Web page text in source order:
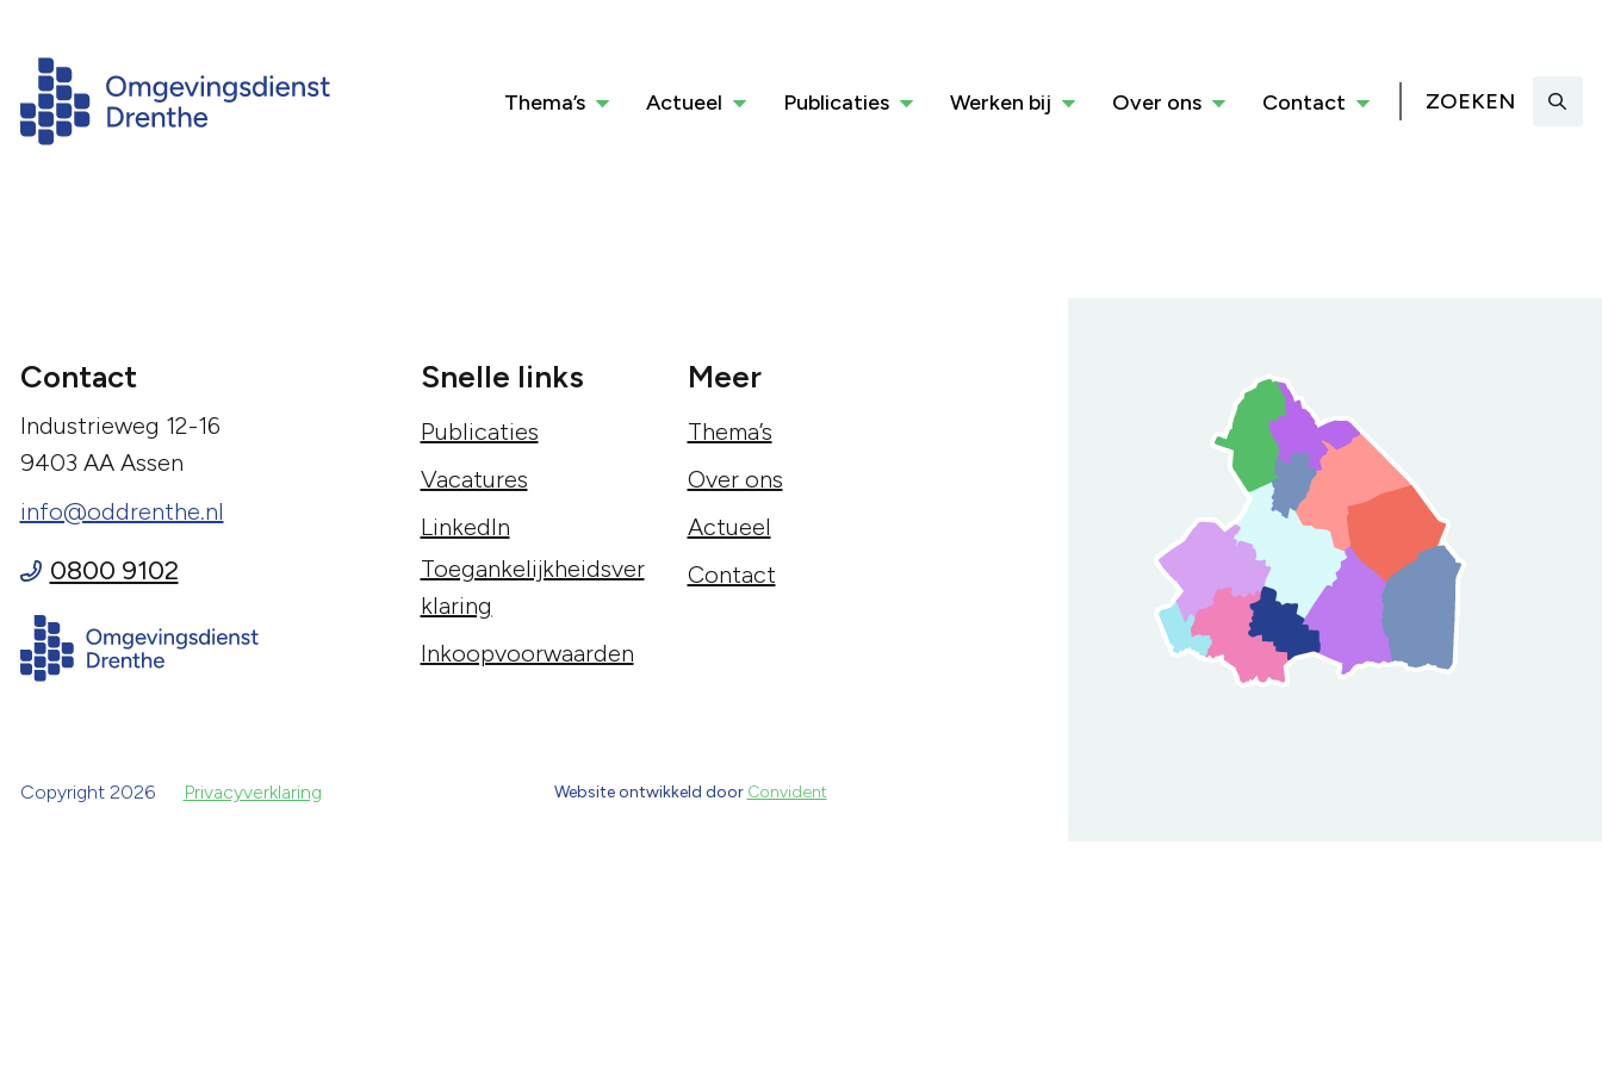
Thema’s Actueel Publicaties Werken bij Over ons Contact ZOEKEN
Contact
Industrieweg 12-16
9403 AA Assen
info@oddrenthe.nl
0800 9102
Snelle links
Publicaties
Vacatures
LinkedIn
Toegankelijkheidsver
klaring
Inkoopvoorwaarden
Meer
Thema’s
Over ons
Actueel
Contact
Copyright 2026 Privacyverklaring Website ontwikkeld door Convident